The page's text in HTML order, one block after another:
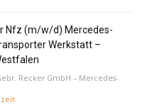
Nfz (m/w/d) Mercedes-
Werkstatt –
Recker GmbH – Mercedes-